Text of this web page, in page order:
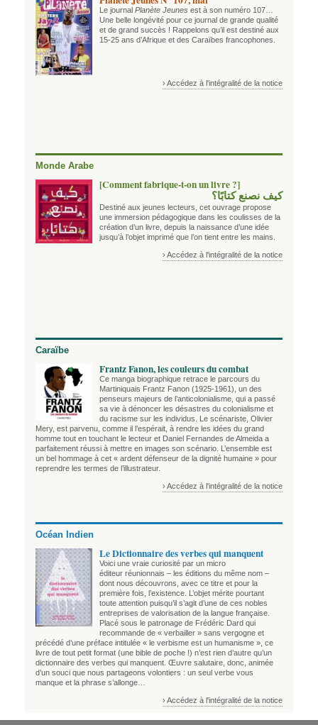
Le journal Planète Jeunes est à son numéro 107…
Une belle longévité pour ce journal de grande qualité
et de grand succès ! Rappelons qu’il est destiné aux
15-25 ans d’Afrique et des Caraïbes francophones.
› Accédez à l'intégralité de la notice
Monde Arabe
[Comment fabrique-t-on un livre ?]
كيف نصنع كتابًا؟
Destiné aux jeunes lecteurs, cet ouvrage propose
une immersion pédagogique dans les coulisses de la
création d’un livre, depuis la naissance d’une idée
jusqu’à l’objet imprimé que l’on tient entre les mains.
› Accédez à l'intégralité de la notice
Caraïbe
Frantz Fanon, les couleurs du combat
Ce manga biographique retrace le parcours du
Martiniquais Frantz Fanon (1925-1961), un des
penseurs majeurs de l’anticolonialisme, qui a passé
sa vie à dénoncer les désastres du colonialisme et
du racisme sur les individus. Le scénariste, Olivier
Mery, est parvenu, comme il l’espérait, à rendre les idées du grand
homme tout en touchant le lecteur et Daniel Fernandes de Almeida a
parfaitement réussi à mettre en images son scénario. L’ensemble est
un bel hommage à cet « ardent défenseur de la dignité humaine » pour
reprendre les termes de l’illustrateur.
› Accédez à l'intégralité de la notice
Océan Indien
Le Dictionnaire des verbes qui manquent
Voici une vraie curiosité par un micro
éditeur réunionnais – les éditions du même nom –
dont nous découvrons, avec ce titre et pour la
première fois, l’existence. L’objet mérite pourtant
toute attention puisqu’il s’agit d’une de ces nobles
entreprises de valorisation de la langue française.
Placé sous le patronage de Frédéric Dard qui
recommande de « verbailler » sans vergogne et
précédé d’une préface intitulée « le verbisme est un humanisme », ce
livre de tout petit format (une bible de poche !) n’est rien d’autre qu’un
dictionnaire des verbes qui manquent. Œuvre salutaire, donc, animée
d’un souci que nous partageons volontiers : un seul verbe vous
manque et la phrase s’allonge…
› Accédez à l'intégralité de la notice